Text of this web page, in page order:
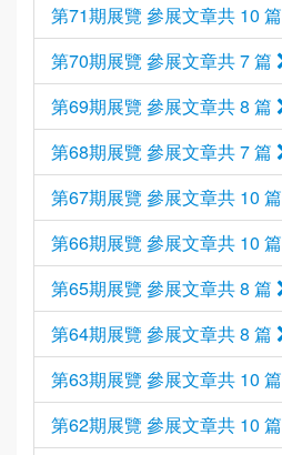
第71期展覽 參展文章共 10 篇
第70期展覽 參展文章共 7 篇
第69期展覽 參展文章共 8 篇
第68期展覽 參展文章共 7 篇
第67期展覽 參展文章共 10 篇
第66期展覽 參展文章共 10 篇
第65期展覽 參展文章共 8 篇
第64期展覽 參展文章共 8 篇
第63期展覽 參展文章共 10 篇
第62期展覽 參展文章共 10 篇